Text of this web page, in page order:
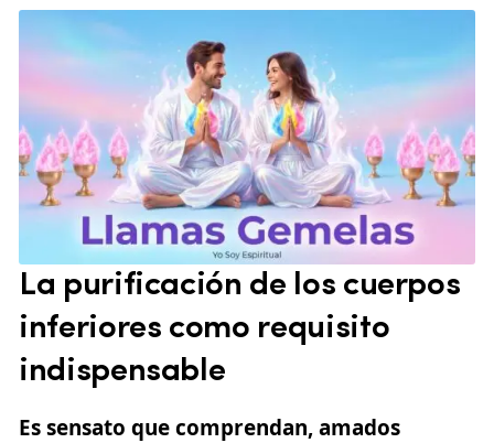
La purificación de los cuerpos
inferiores como requisito
indispensable
Es sensato que comprendan, amados